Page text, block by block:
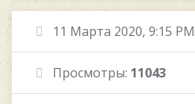
11 Марта 2020, 9:15 PM
Просмотры: 11043